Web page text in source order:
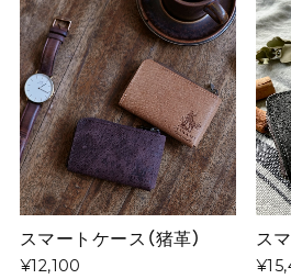
スマートケース（猪革）
¥12,100
ス